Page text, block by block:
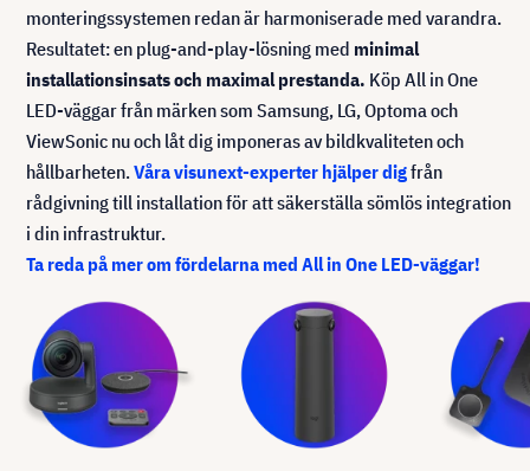
monteringssystemen redan är harmoniserade med varandra.
Resultatet: en plug-and-play-lösning med minimal
installationsinsats och maximal prestanda. Köp All in One
LED-väggar från märken som Samsung, LG, Optoma och
ViewSonic nu och låt dig imponeras av bildkvaliteten och
hållbarheten.Våra visunext-experter hjälper digfrån
rådgivning till installation för att säkerställa sömlös integration
i din infrastruktur.
Ta reda på mer om fördelarna med All in One LED-väggar!